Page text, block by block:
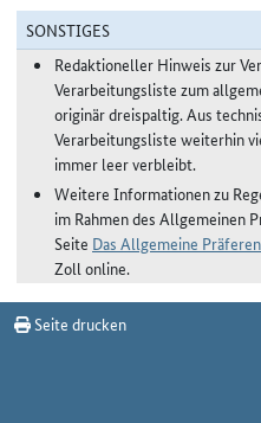
SONSTIGES
Redaktioneller Hinweis zur
Verarbeitungsliste zum
originär dreispaltig. Aus
Verarbeitungsliste weiterhin
immer leer verbleibt.
Weitere Informationen zu
im Rahmen des Allgemeinen
Seite Das Allgemeine
Zoll online.
Seite drucken